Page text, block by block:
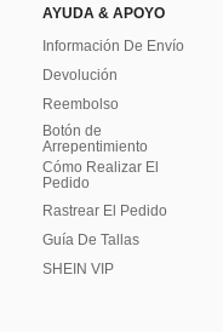
AYUDA & APOYO
Información De Envío
Devolución
Reembolso
Botón de
Arrepentimiento
Cómo Realizar El
Pedido
Rastrear El Pedido
Guía De Tallas
SHEIN VIP